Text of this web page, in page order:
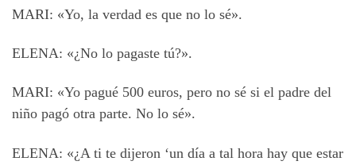
MARI: «Yo, la verdad es que no lo sé».
ELENA: «¿No lo pagaste tú?».
MARI: «Yo pagué 500 euros, pero no sé si el padre del
niño pagó otra parte. No lo sé».
ELENA: «¿A ti te dijeron ‘un día a tal hora hay que estar